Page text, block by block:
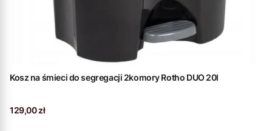
Kosz na śmieci do segregacji 2komory Rotho DUO 20l
Cena
129,00 zł